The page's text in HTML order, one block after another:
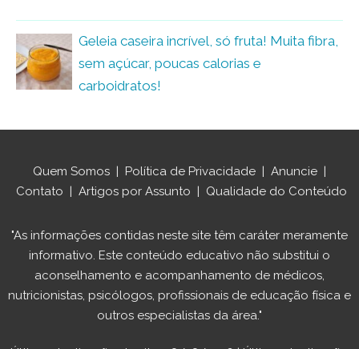
Geleia caseira incrível, só fruta! Muita fibra,
sem açúcar, poucas calorias e
carboidratos!
Quem Somos | Política de Privacidade | Anuncie |
Contato | Artigos por Assunto | Qualidade do Conteúdo
"As informações contidas neste site têm caráter meramente
informativo. Este conteúdo educativo não substitui o
aconselhamento e acompanhamento de médicos,
nutricionistas, psicólogos, profissionais de educação física e
outros especialistas da área."